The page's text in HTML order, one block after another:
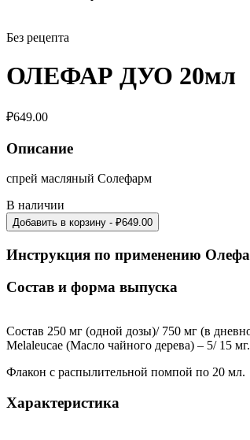
Без рецепта
ОЛЕФАР ДУО 20мл
₽649.00
Описание
спрей масляный Солефарм
В наличии
Добавить в корзину - ₽649.00
Инструкция по применению
Состав и форма выпуска
Состав 250 мг (одной дозы)/ 750 мг (в
Melaleucae (Mасло чайного дерева) – 5/ 15 мг.
Флакон с распылительной помпой по 20 мл.
Характеристика